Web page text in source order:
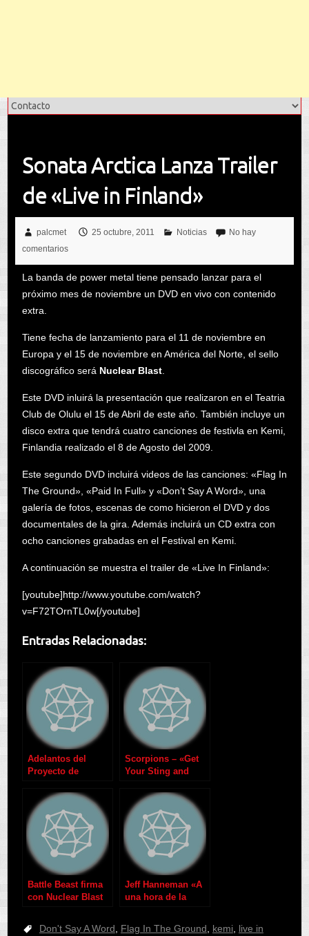
Sonata Arctica Lanza Trailer
de «Live in Finland»
palcmet 25 octubre, 2011 Noticias
No hay
comentarios
La banda de power metal tiene pensado lanzar para el
próximo mes de noviembre un DVD en vivo con contenido
extra.
Tiene fecha de lanzamiento para el 11 de noviembre en
Europa y el 15 de noviembre en América del Norte, el sello
discográfico será Nuclear Blast.
Este DVD inluirá la presentación que realizaron en el Teatria
Club de Olulu el 15 de Abril de este año. También incluye un
disco extra que tendrá cuatro canciones de festivla en Kemi,
Finlandia realizado el 8 de Agosto del 2009.
Este segundo DVD incluirá videos de las canciones: «Flag In
The Ground», «Paid In Full» y «Don’t Say A Word», una
galería de fotos, escenas de como hicieron el DVD y dos
documentales de la gira. Además incluirá un CD extra con
ocho canciones grabadas en el Festival en Kemi.
A continuación se muestra el trailer de «Live In Finland»:
[youtube]http://www.youtube.com/watch?
v=F72TOrnTL0w[/youtube]
Entradas Relacionadas:
Adelantos del
Proyecto de
Reed
Scorpions – «Get
Your Sting and
Battle Beast firma
con Nuclear Blast
Jeff Hanneman «A
una hora de la
Don't Say A Word Flag In The Ground kemi
live in